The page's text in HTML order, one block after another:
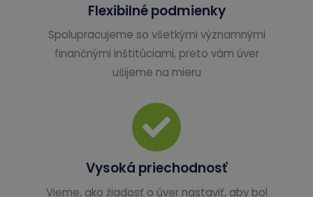
Flexibilné podmienky
Spolupracujeme so všetkými významnými
finančnými inštitúciami, preto vám úver
ušijeme na mieru
Vysoká priechodnosť
Vieme, ako žiadosť o úver nastaviť, aby bol